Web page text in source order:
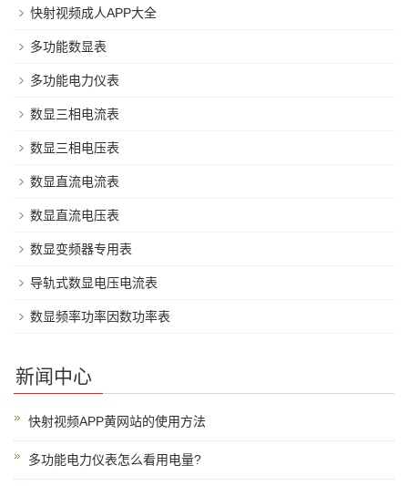
快射视频成人APP大全
多功能数显表
多功能电力仪表
数显三相电流表
数显三相电压表
数显直流电流表
数显直流电压表
数显变频器专用表
导轨式数显电压电流表
数显频率功率因数功率表
新闻中心
快射视频APP黄网站的使用方法
多功能电力仪表怎么看用电量?